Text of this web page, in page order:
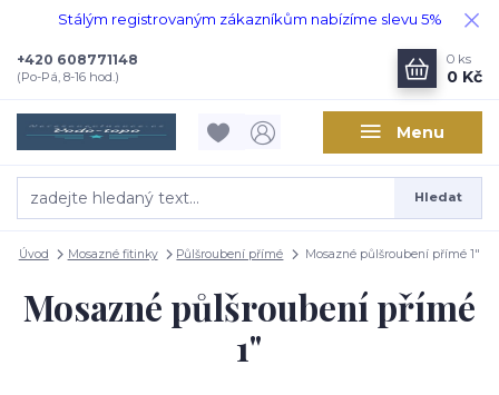
Stálým registrovaným zákazníkům nabízíme slevu 5%
Menu
Hledat
+420 608771148
(Po-Pá, 8-16 hod.)
0 ks
0 Kč
Úvod Mosazné fitinky Půlšroubení přímé Mosazné půlšroubení přímé 1"
Mosazné půlšroubení přímé
1"